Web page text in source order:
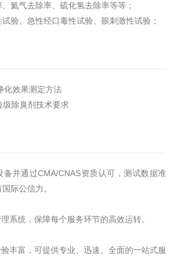
氦气去除率、硫化氢去除率等等；
验、急性经口毒性试验、眼刺激性试验；
化效果测定方法
除臭剂技术要求
备并通过CMA/CNAS资质认可，测试数据准
际公信力。
系统，保障每个服务环节的高效运转。
丰富，可提供专业、迅速、全面的一站式服